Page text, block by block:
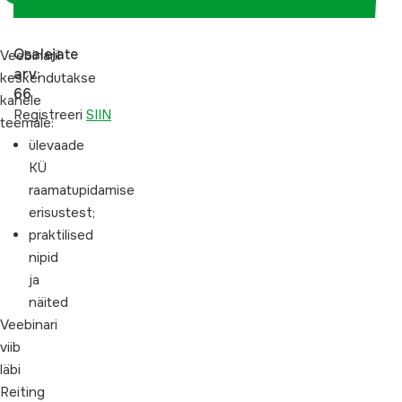
Veebinaril
keskendutakse
kahele
teemale:
ülevaade
KÜ
raamatupidamise
erisustest;
praktilised
nipid
ja
näited
Veebinari
viib
läbi
Reiting
Osalejate
arv:
66
Registreeri SIIN